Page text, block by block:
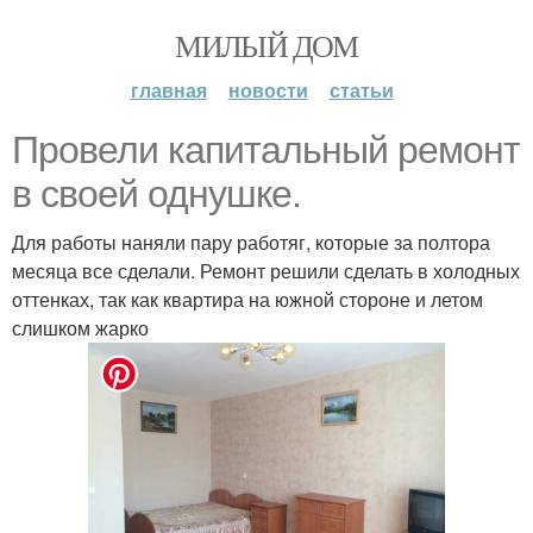
МИЛЫЙ ДОМ
главная новости статьи
Провели капитальный ремонт
в своей однушке.
Для работы наняли пару работяг, которые за полтора
месяца все сделали. Ремонт решили сделать в холодных
оттенках, так как квартира на южной стороне и летом
слишком жарко